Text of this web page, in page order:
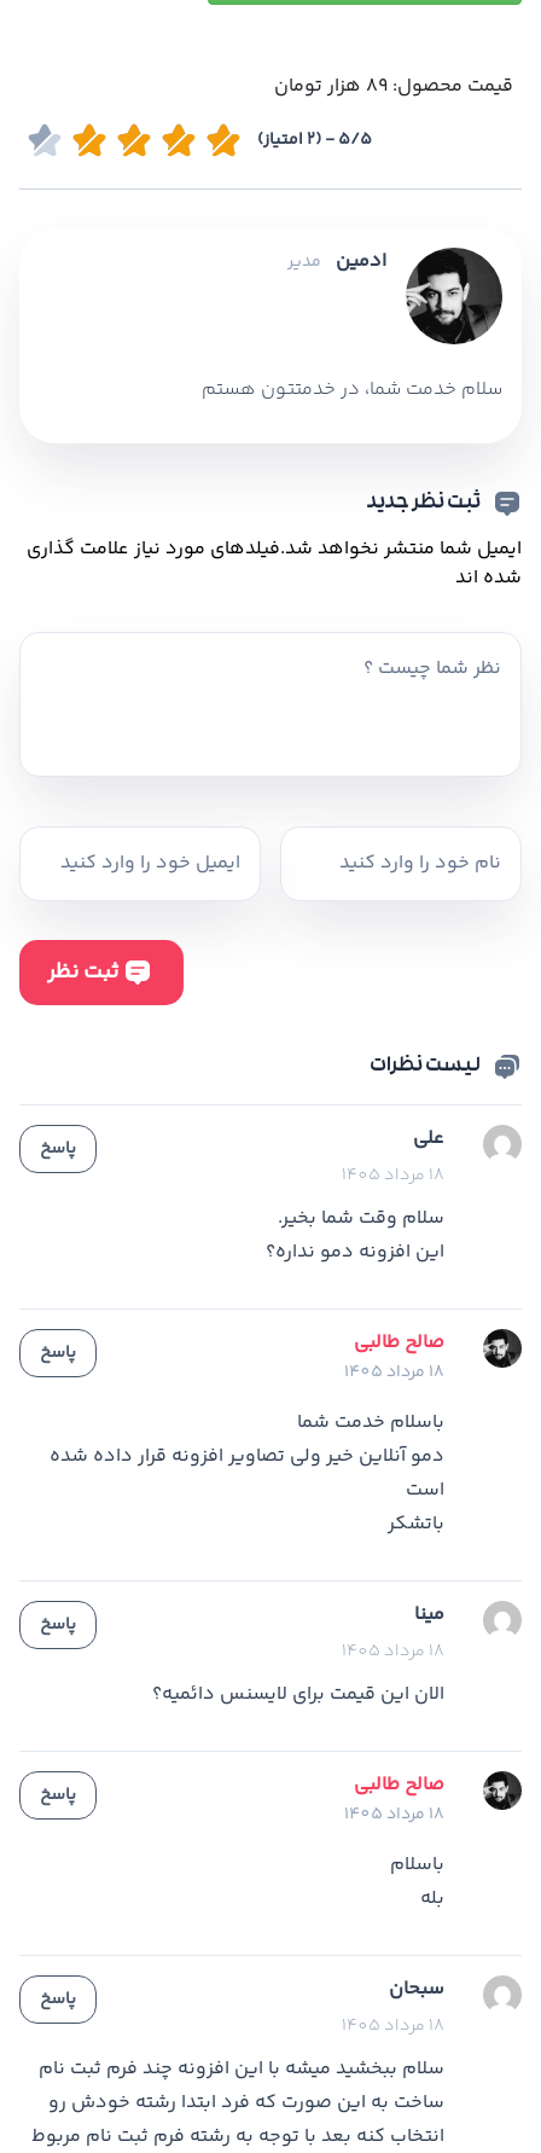
قیمت محصول: 89 هزار تومان
5/5 - (2 امتیاز)
ادمین مدیر
سلام خدمت شما، در خدمتتون هستم
ثبت نظر جدید
ایمیل شما منتشر نخواهد شد.فیلدهای مورد نیاز علامت گذاری
شده اند
لیست نظرات
علی
18 مرداد 1405
سلام وقت شما بخیر.
این افزونه دمو نداره؟
پاسخ
صالح طالبی
18 مرداد 1405
باسلام خدمت شما
دمو آنلاین خیر ولی تصاویر افزونه قرار داده شده
است
باتشکر
پاسخ
مینا
18 مرداد 1405
الان این قیمت برای لایسنس دائمیه؟
پاسخ
صالح طالبی
18 مرداد 1405
باسلام
بله
پاسخ
سبحان
18 مرداد 1405
سلام ببخشید میشه با این افزونه چند فرم ثبت نام
ساخت به این صورت که فرد ابتدا رشته خودش رو
انتخاب کنه بعد با توجه به رشته فرم ثبت نام مربوط
پاسخ